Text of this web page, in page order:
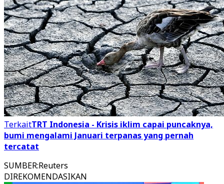
TerkaitTRT Indonesia - Krisis iklim capai puncaknya,
bumi mengalami Januari terpanas yang pernah
tercatat
SUMBER:Reuters
DIREKOMENDASIKAN